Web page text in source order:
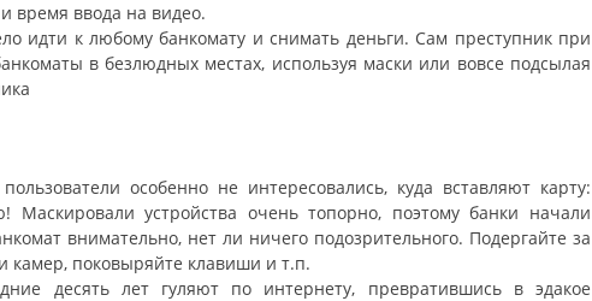
время ввода на видео.
идти к любому банкомату и снимать деньги. Сам преступник при
в безлюдных местах, используя маски или вовсе подсылая
особенно не интересовались, куда вставляют карту:
Маскировали устройства очень топорно, поэтому банки начали
внимательно, нет ли ничего подозрительного. Подергайте за
камер, поковыряйте клавиши и т.п.
десять лет гуляют по интернету, превратившись в эдакое